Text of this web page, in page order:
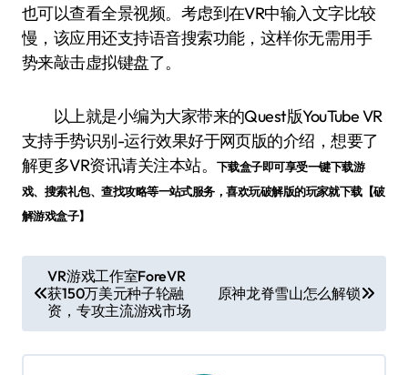
也可以查看全景视频。考虑到在VR中输入文字比较
慢，该应用还支持语音搜索功能，这样你无需用手
势来敲击虚拟键盘了。
以上就是小编为大家带来的Quest版YouTube VR
支持手势识别-运行效果好于网页版的介绍，想要了
解更多VR资讯请关注本站。
下载盒子即可享受一键下载游
戏、搜索礼包、查找攻略等一站式服务，喜欢玩破解版的玩家就下载【破
解游戏盒子】
章
导
航
VR游戏工作室ForeVR
获150万美元种子轮融
资，专攻主流游戏市场
原神龙脊雪山怎么解锁